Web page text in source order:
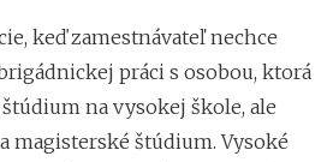
keď zamestnávateľ nechce
práci s osobou, ktorá
na vysokej škole, ale
magisterské štúdium. Vysoké